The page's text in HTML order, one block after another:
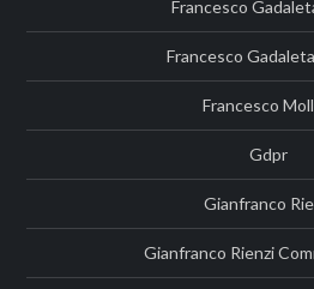
Francesco
Francesco
Francesco
Gdpr
Gianfranco
Gianfranco Rienzi